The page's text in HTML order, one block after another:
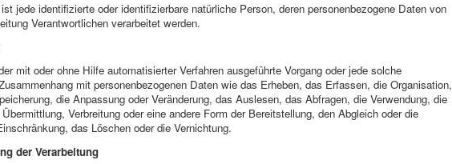
jede identifizierte oder identifizierbare natürliche Person, deren personenbezogene Daten von
Verantwortlichen verarbeitet werden.
mit oder ohne Hilfe automatisierter Verfahren ausgeführte Vorgang oder jede solche
mit personenbezogenen Daten wie das Erheben, das Erfassen, die Organisation,
die Anpassung oder Veränderung, das Auslesen, das Abfragen, die Verwendung, die
Verbreitung oder eine andere Form der Bereitstellung, den Abgleich oder die
das Löschen oder die Vernichtung.
der Verarbeitung